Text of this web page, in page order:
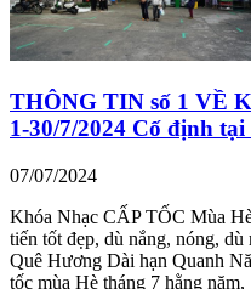
THÔNG TIN số 1 VỀ
1-30/7/2024 Cố định
07/07/2024
Khóa Nhạc CẤP TỐC Mùa
tiến tốt đẹp, dù nắng, nóng,
Quê Hương Dài hạn Quanh
tốc mùa Hè tháng 7 hằng